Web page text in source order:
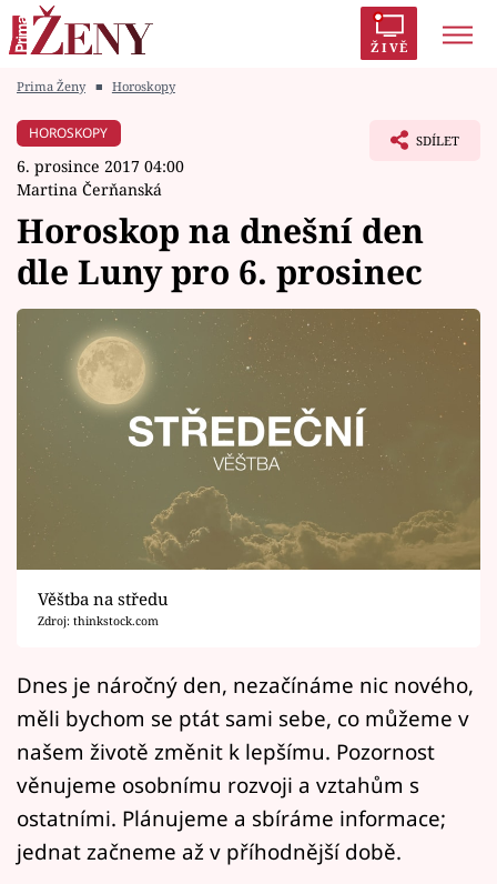
ŽIVĚ
Módní alarm
Témata
Celebrity
Vztahy
Seriály
Horoskopy
Sledujte prima+
Filmový festival Karlovy Vary
Mámy sobě
Přihlášení
Sledujte nás
Prima Ženy ■ Horoskopy
HOROSKOPY
6. prosince 2017 04:00
Martina Čerňanská
SDÍLET
Horoskop na dnešní den
dle Luny pro 6. prosinec
Věštba na středu
Zdroj: thinkstock.com
Dnes je náročný den, nezačínáme nic nového,
měli bychom se ptát sami sebe, co můžeme v
našem životě změnit k lepšímu. Pozornost
věnujeme osobnímu rozvoji a vztahům s
ostatními. Plánujeme a sbíráme informace;
jednat začneme až v příhodnější době.